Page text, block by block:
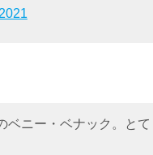
ベニー・ベナック。と